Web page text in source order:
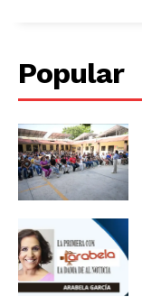
Popular